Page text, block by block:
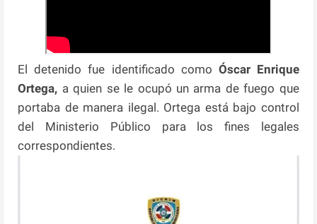
El detenido fue identificado como Óscar Enrique
Ortega, a quien se le ocupó un arma de fuego que
portaba de manera ilegal. Ortega está bajo control
del Ministerio Público para los fines legales
correspondientes.